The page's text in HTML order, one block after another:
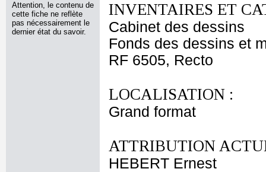
Attention, le contenu de
cette fiche ne reflète
pas nécessairement le
dernier état du savoir.
INVENTAIRES ET
Cabinet des dessins
Fonds des dessins et
RF 6505, Recto
LOCALISATION :
Grand format
ATTRIBUTION
HEBERT Ernest